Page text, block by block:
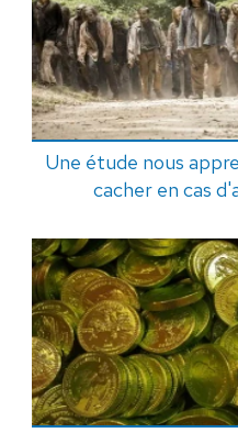
Une étude nous
cacher en cas